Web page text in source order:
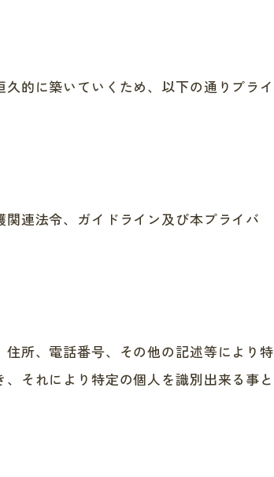
的に築いていくため、以下の通りプライ
連法令、ガイドライン及び本プライバ
所、電話番号、その他の記述等により特
それにより特定の個人を識別出来る事と